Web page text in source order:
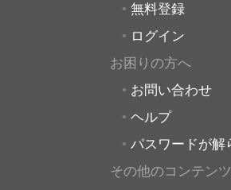
無料登録
ログイン
お困りの方へ
お問い合わせ
ヘルプ
パスワードが解
その他のコンテンツ